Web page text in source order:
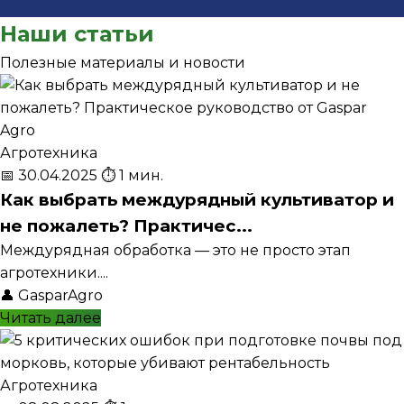
Наши статьи
Полезные материалы и новости
Агротехника
📅 30.04.2025 ⏱️ 1 мин.
Как выбрать междурядный культиватор и
не пожалеть? Практичес...
Междурядная обработка — это не просто этап
агротехники....
👤 GasparAgro
Читать далее
Агротехника